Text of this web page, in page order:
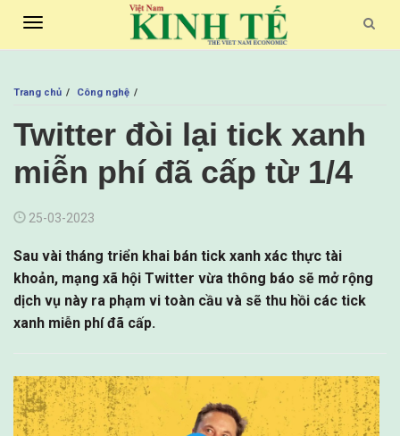
Toggle
Trang chủ Công nghệ
Twitter đòi lại tick xanh
miễn phí đã cấp từ 1/4
25-03-2023
Sau vài tháng triển khai bán tick xanh xác thực tài
khoản, mạng xã hội Twitter vừa thông báo sẽ mở rộng
dịch vụ này ra phạm vi toàn cầu và sẽ thu hồi các tick
xanh miễn phí đã cấp.